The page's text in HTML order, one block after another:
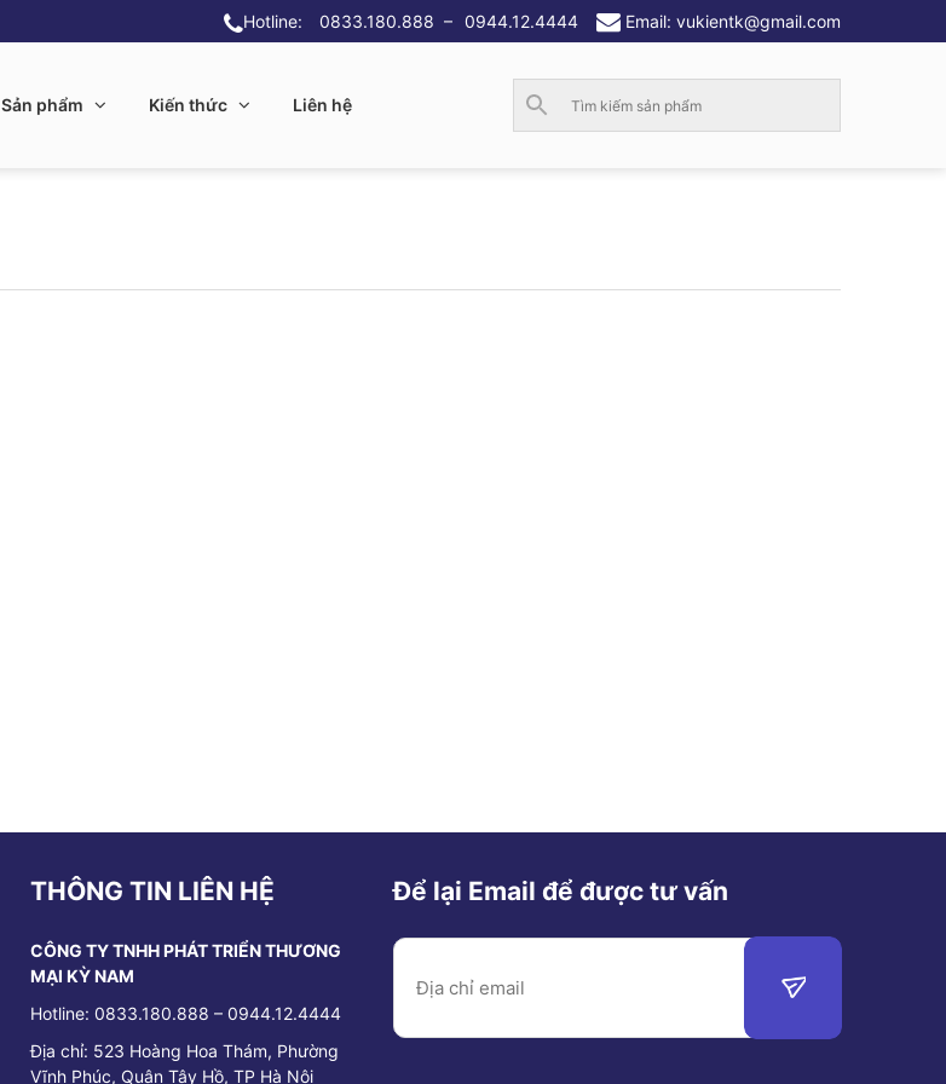
Hotline: 0833.180.888 – 0944.12.4444 Email: vukientk@gmail.com
Sản phẩm Kiến thức Liên hệ
THÔNG TIN LIÊN HỆ
CÔNG TY TNHH PHÁT TRIỂN THƯƠNG
MẠI KỲ NAM
Hotline: 0833.180.888 – 0944.12.4444
Địa chỉ: 523 Hoàng Hoa Thám, Phường
Vĩnh Phúc, Quận Tây Hồ, TP Hà Nội
Để lại Email để được tư vấn